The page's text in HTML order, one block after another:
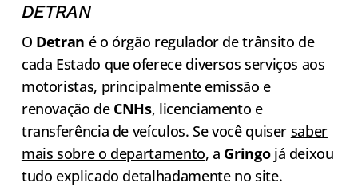
DETRAN
O Detran é o órgão regulador de trânsito de
cada Estado que oferece diversos serviços aos
motoristas, principalmente emissão e
renovação de CNHs, licenciamento e
transferência de veículos. Se você quiser saber
mais sobre o departamento, a Gringojá deixou
tudo explicado detalhadamente no site.